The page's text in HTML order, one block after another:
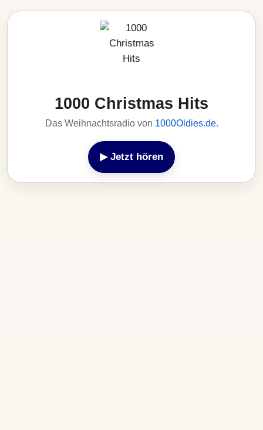
1000 Christmas Hits
Das Weihnachtsradio von 1000Oldies.de.
▶ Jetzt hören